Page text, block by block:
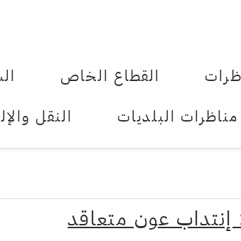
القطاع الخاص
مناظرات البلديات النقل
إنتداب عون متعاقد